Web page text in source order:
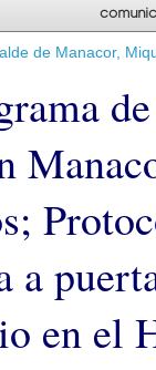
de Manacor,
a
en el